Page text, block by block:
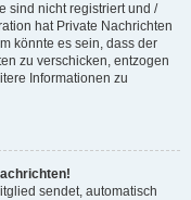
sind nicht registriert und /
hat Private Nachrichten
könnte es sein, dass der
zu verschicken, entzogen
Informationen zu
sendet, automatisch